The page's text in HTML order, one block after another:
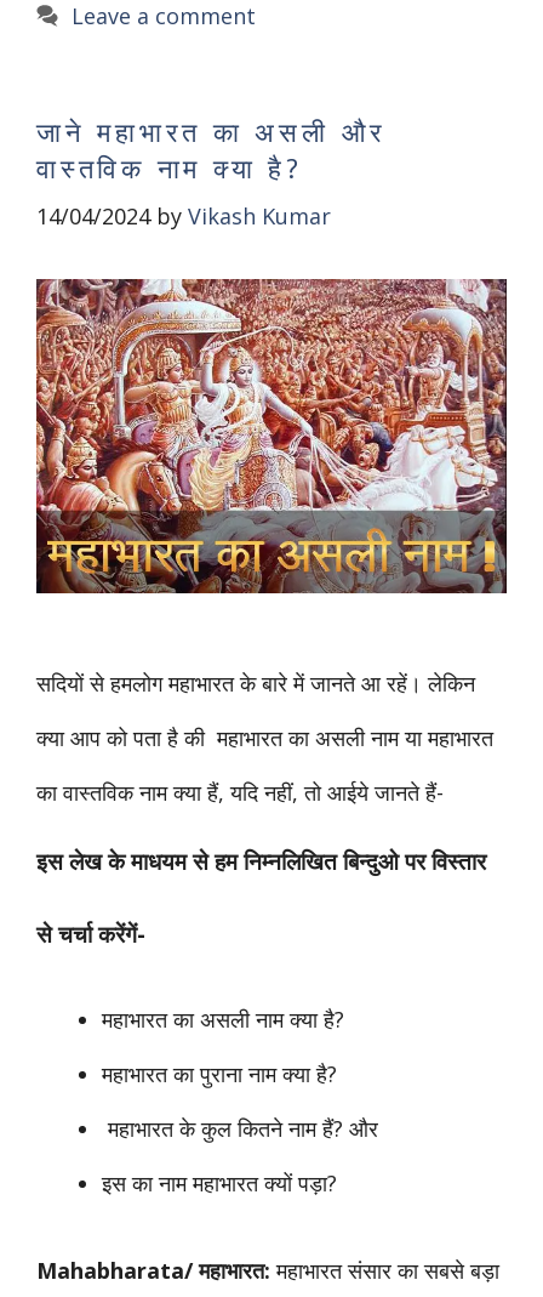
Leave a comment
जाने महाभारत का असली और
वास्तविक नाम क्या है?
14/04/2024 by Vikash Kumar
सदियों से हमलोग महाभारत के बारे में जानते आ रहें। लेकिन
क्या आप को पता है की महाभारत का असली नाम या महाभारत
का वास्तविक नाम क्या हैं, यदि नहीं, तो आईये जानते हैं-
इस लेख के माधयम से हम निम्नलिखित बिन्दुओ पर विस्तार
से चर्चा करेंगें-
महाभारत का असली नाम क्या है?
महाभारत का पुराना नाम क्या है?
महाभारत के कुल कितने नाम हैं? और
इस का नाम महाभारत क्यों पड़ा?
Mahabharata/ महाभारत:महाभारत संसार का सबसे बड़ा